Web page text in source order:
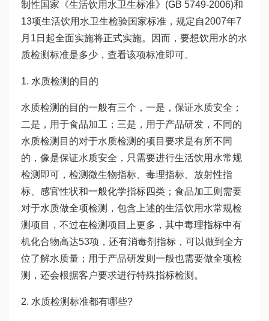
制性国家《生活饮用水卫生标准》(GB 5749-2006)和
13项生活饮用水卫生检验国家标准，规定自2007年7
月1日起全面实施将正式实施。因而，要想饮用水的水
质检测标准是多少，查看该项标准即可。
1. 水质检测的目的
水质检测的目的一般有三个，一是，保证水质安全；
二是，用于食品加工；三是，用于产品研发，不同的
水质检测目的对于水质检测的项目要求是有所不同
的，像是保证水质安全，只需要进行生活饮用水常规
检测即可，检测微生物指标、毒理指标、放射性指
标、感官性状和一般化学指标四类；食品加工则需要
对于水质做全项检测，包含上述的生活饮用水常规检
测项目，不过在检测项目上更多，其中毒理指标中有
机化合物高达53项，还有消毒剂指标，可以做到全方
位了解水质量；用于产品研发则一般也需要做全项检
测，还会根据客户要求进行特殊指标检测。
2. 水质检测标准都有哪些?